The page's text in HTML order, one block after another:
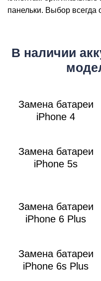
панельки. Выбор всегда
В наличии
Замена батареи
iPhone 4
Замена батареи
iPhone 5s
Замена батареи
iPhone 6 Plus
Замена батареи
iPhone 6s Plus